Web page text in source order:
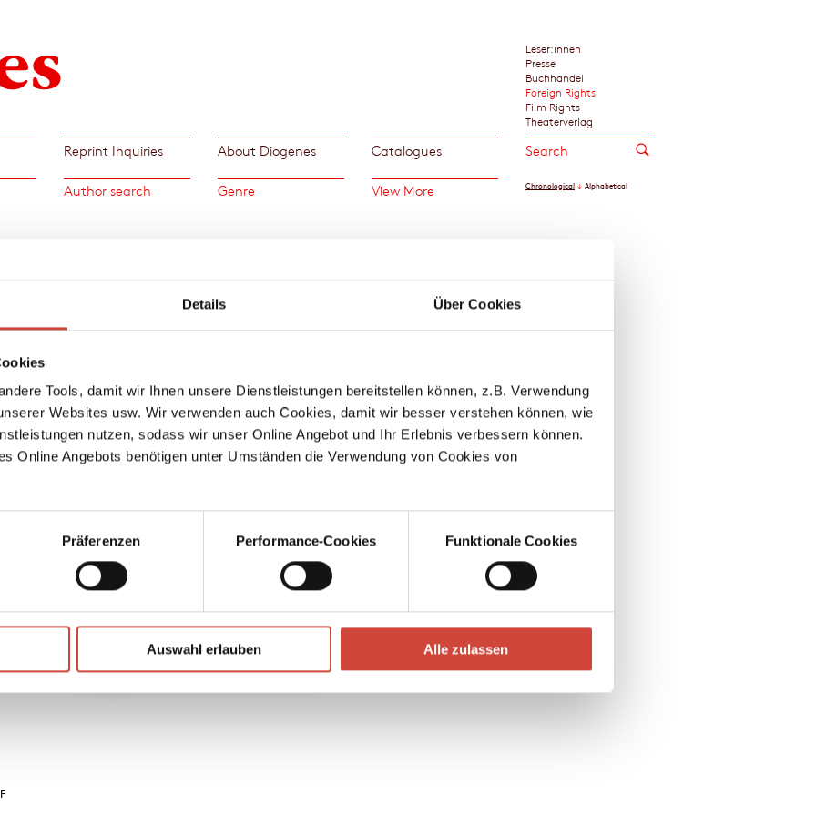
Details Über Cookies
Tools, damit wir Ihnen unsere Dienstleistungen bereitstellen können, z.B. Verwendung
Websites usw. Wir verwenden auch Cookies, damit wir besser verstehen können, wie
nutzen, sodass wir unser Online Angebot und Ihr Erlebnis verbessern können.
Online Angebots benötigen unter Umständen die Verwendung von Cookies von
Präferenzen Performance-Cookies Funktionale Cookies
Auswahl erlauben Alle zulassen
Leser:innen
Presse
Buchhandel
Foreign Rights
Film Rights
Theaterverlag
Reprint Inquiries About Diogenes Catalogues
Author search Genre View More Chronological Alphabetical
The
role
Joey Goebel